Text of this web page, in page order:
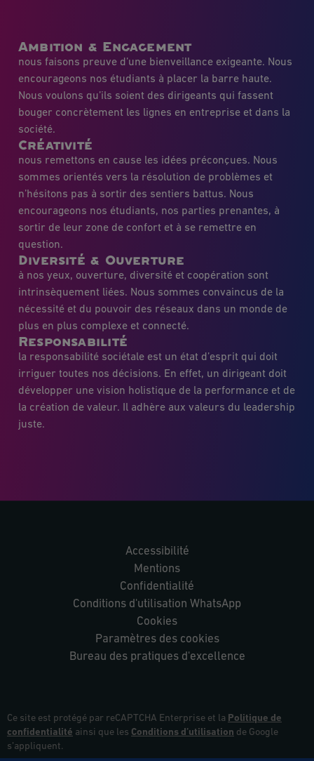
Ambition & Engagement
nous faisons preuve d’une bienveillance exigeante. Nous
encourageons nos étudiants à placer la barre haute.
Nous voulons qu’ils soient des dirigeants qui fassent
bouger concrètement les lignes en entreprise et dans la
société.
Créativité
nous remettons en cause les idées préconçues. Nous
sommes orientés vers la résolution de problèmes et
n’hésitons pas à sortir des sentiers battus. Nous
encourageons nos étudiants, nos parties prenantes, à
sortir de leur zone de confort et à se remettre en
question.
Diversité & Ouverture
à nos yeux, ouverture, diversité et coopération sont
intrinsèquement liées. Nous sommes convaincus de la
nécessité et du pouvoir des réseaux dans un monde de
plus en plus complexe et connecté.
Responsabilité
la responsabilité sociétale est un état d’esprit qui doit
irriguer toutes nos décisions. En effet, un dirigeant doit
développer une vision holistique de la performance et de
la création de valeur. Il adhère aux valeurs du leadership
juste.
Accessibilité
Mentions
Confidentialité
Conditions d'utilisation WhatsApp
Cookies
Paramètres des cookies
Bureau des pratiques d'excellence
Ce site est protégé par reCAPTCHA Enterprise et la Politique de
confidentialité ainsi que les Conditions d’utilisation de Google
s’appliquent.